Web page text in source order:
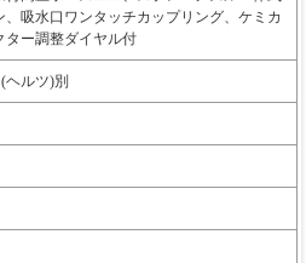
、吸水口ワンタッチカップリング、ケミカ
ター調整ダイヤル付
ヘルツ)別